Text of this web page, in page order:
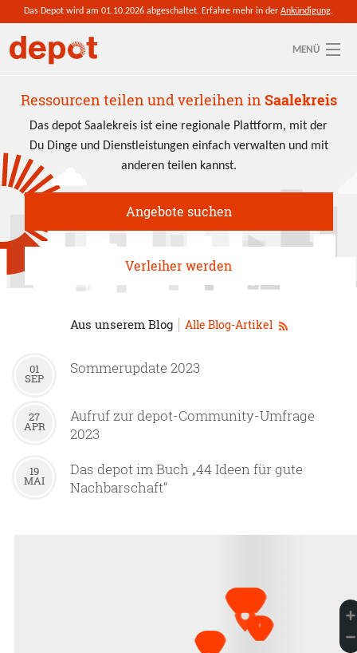
Direkt zum Inhalt
Das Depot wird am 01.10.2026 abgeschaltet. Erfahre mehr in der Ankündigung.
MENÜ
Aktuelle depot-Region: Saalekreis
So funktioniert's
Ressourcen
Ressourcen teilen und verleihen inSaalekreis
Das depot Saalekreis ist eine regionale Plattform, mit der
Du Dinge und Dienstleistungen einfach verwalten und mit
anderen teilen kannst.
Angebote suchen
Verleiher werden
Aus unserem Blog Alle Blog-Artikel
01
SEP
Sommerupdate 2023
27
APR
Aufruf zur depot-Community-Umfrage
2023
19
MAI
Das depot im Buch „44 Ideen für gute
Nachbarschaft“